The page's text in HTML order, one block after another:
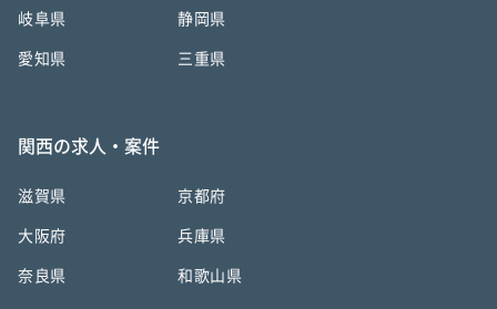
岐阜県 静岡県
愛知県 三重県
関西の求人・案件
滋賀県 京都府
大阪府 兵庫県
奈良県 和歌山県